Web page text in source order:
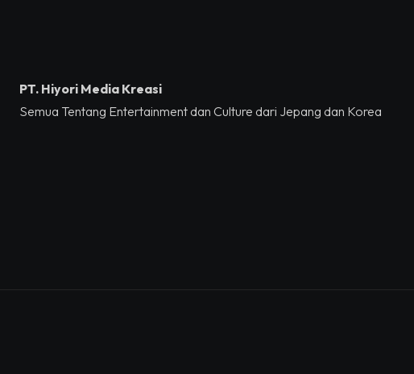
PT. Hiyori Media Kreasi
Semua Tentang Entertainment dan Culture dari Jepang dan Korea